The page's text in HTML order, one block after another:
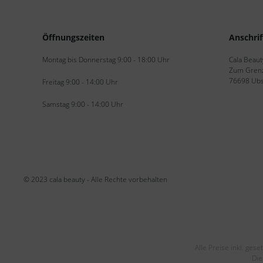
Öffnungszeiten
Montag bis Donnerstag 9:00 - 18:00 Uhr
Freitag 9:00 - 14:00 Uhr
Samstag 9:00 - 14:00 Uhr
Cala
Zum
76698
© 2023 cala beauty - Alle Rechte vorbehalten
Alle Preise inkl.